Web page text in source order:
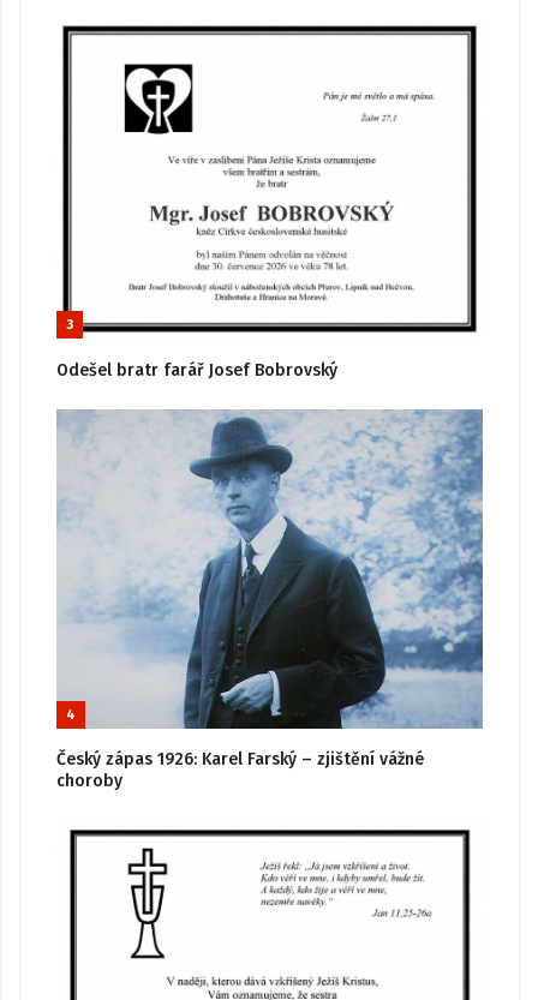
3
Odešel bratr farář Josef Bobrovský
4
Český zápas 1926: Karel Farský – zjištění vážné
choroby